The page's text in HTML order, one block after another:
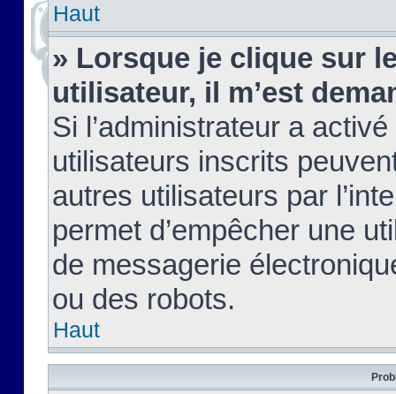
Haut
» Lorsque je clique sur
utilisateur, il m’est
Si l’administrateur a
utilisateurs inscrits
autres utilisateurs par
permet d’empêcher une
de messagerie
ou des robots.
Haut